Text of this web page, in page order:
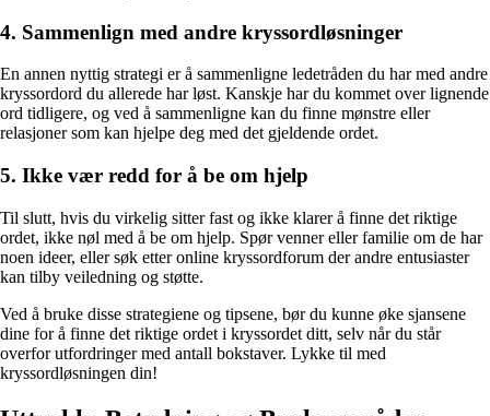
4. Sammenlign med andre kryssordløsninger
En annen nyttig strategi er å sammenligne ledetråden du har med andre
kryssordord du allerede har løst. Kanskje har du kommet over lignende
ord tidligere, og ved å sammenligne kan du finne mønstre eller
relasjoner som kan hjelpe deg med det gjeldende ordet.
5. Ikke vær redd for å be om hjelp
Til slutt, hvis du virkelig sitter fast og ikke klarer å finne det riktige
ordet, ikke nøl med å be om hjelp. Spør venner eller familie om de har
noen ideer, eller søk etter online kryssordforum der andre entusiaster
kan tilby veiledning og støtte.
Ved å bruke disse strategiene og tipsene, bør du kunne øke sjansene
dine for å finne det riktige ordet i kryssordet ditt, selv når du står
overfor utfordringer med antall bokstaver. Lykke til med
kryssordløsningen din!